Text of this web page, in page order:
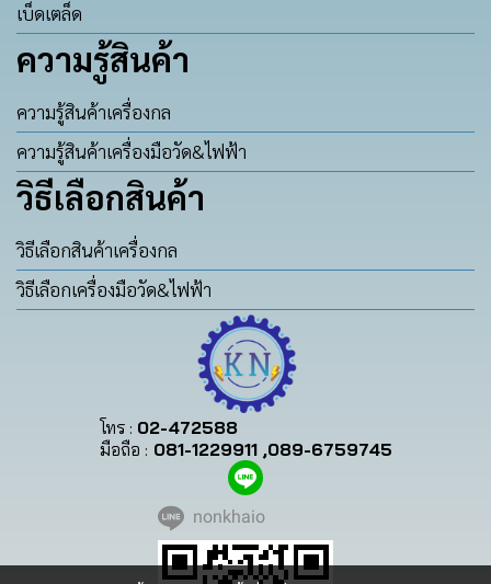
เบ็ดเตล็ด
ความรู้สินค้า
ความรู้สินค้าเครื่องกล
ความรู้สินค้าเครื่องมือวัด&ไฟฟ้า
วิธีเลือกสินค้า
วิธีเลือกสินค้าเครื่องกล
วิธีเลือกเครื่องมือวัด&ไฟฟ้า
โทร : 02-472588
มือถือ : 081-1229911 ,089-6759745
nonkhaio